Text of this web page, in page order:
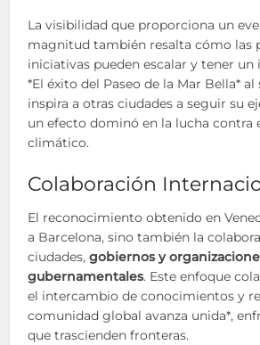
La visibilidad que proporciona un
magnitud también resalta cómo las
iniciativas pueden escalar y tener
*El éxito del Paseo de la Mar Bella*
inspira a otras ciudades a seguir su
un efecto dominó en la lucha contra
climático.
Colaboración
El reconocimiento obtenido en
a Barcelona, sino también la
ciudades,gobiernos y
gubernamentales. Este enfoque
el intercambio de conocimientos y
comunidad global avanza unida*,
que trascienden fronteras.